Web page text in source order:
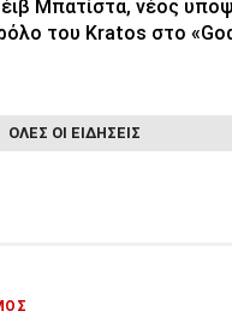
Μπατίστα, νέος
του Kratos στο
ΟΛΕΣ ΟΙ ΕΙΔΗΣΕΙΣ